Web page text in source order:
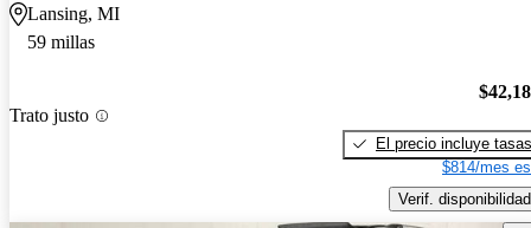
Lansing, MI
59 millas
Trato justo
El precio incluye tasas
$814/mes
Verif. disponibilidad